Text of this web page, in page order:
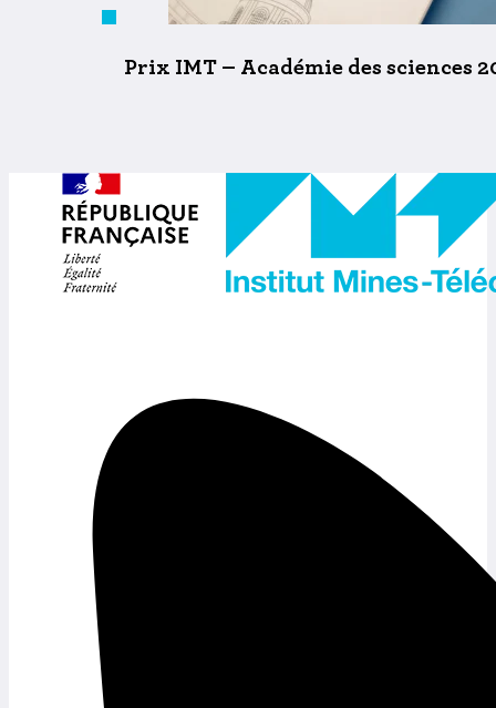
Prix IMT – Académie des sciences